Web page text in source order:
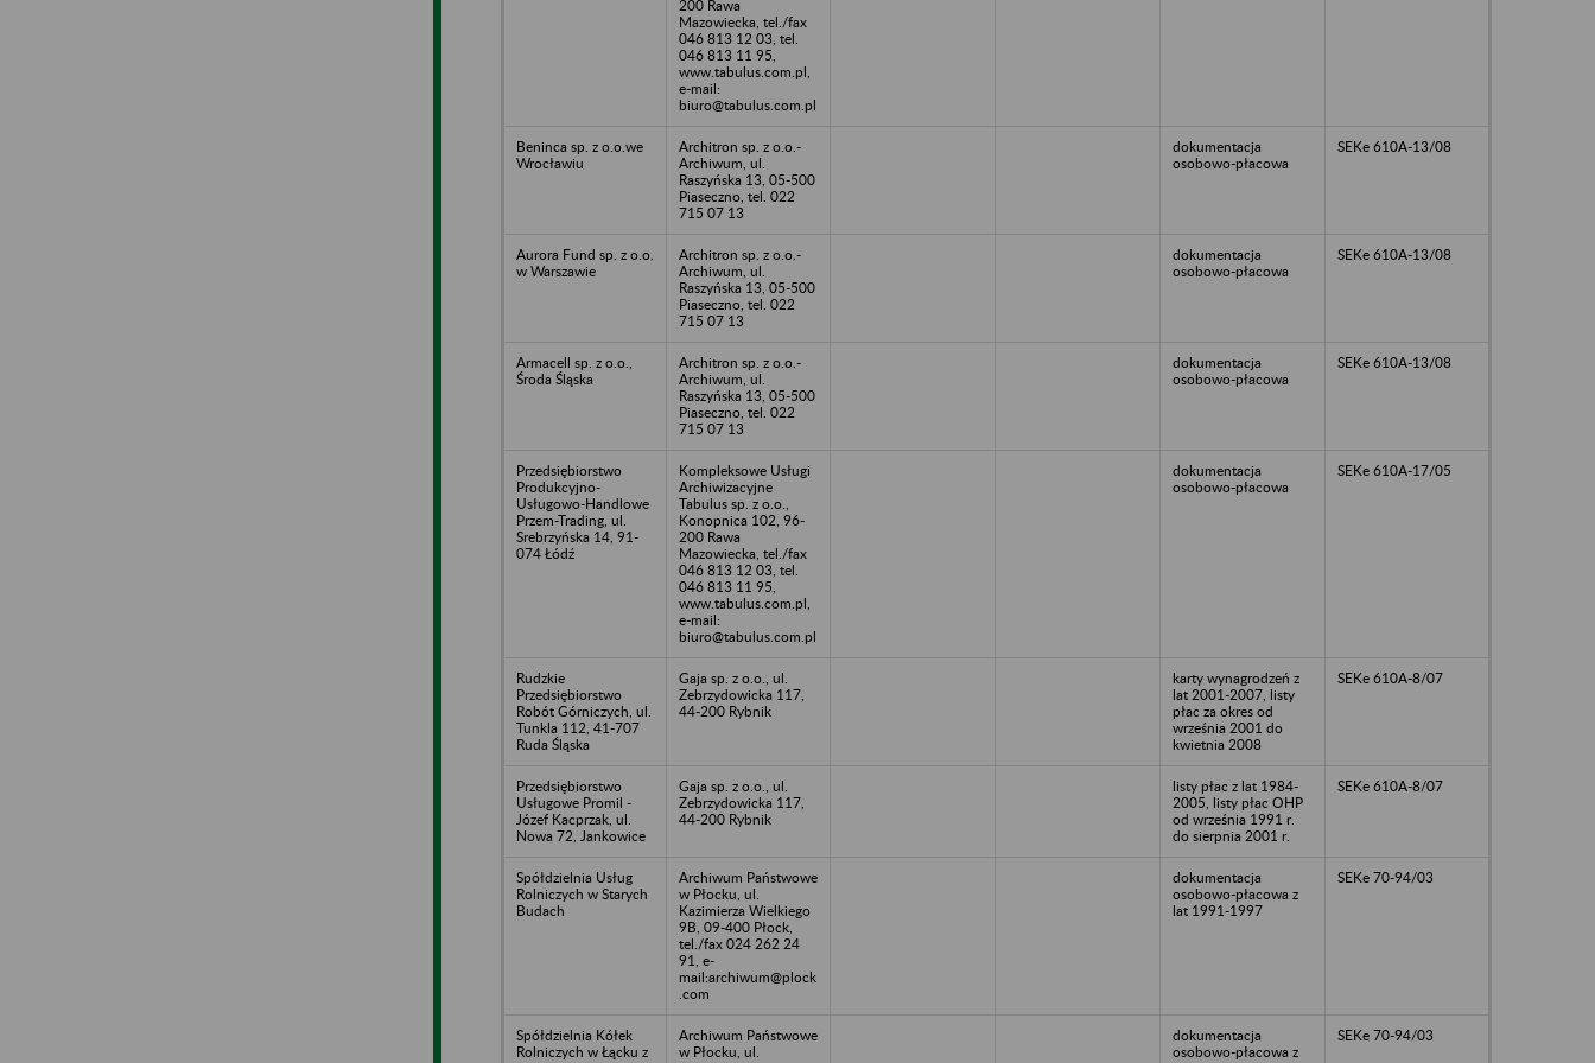
200 Rawa
Mazowiecka, tel./fax
046 813 12 03, tel.
046 813 11 95,
www.tabulus.com.pl,
e-mail:
biuro@tabulus.com.pl
Beninca sp. z o.o.we
Wrocławiu
Architron sp. z o.o.-
Archiwum, ul.
Raszyńska 13, 05-500
Piaseczno, tel. 022
715 07 13
dokumentacja
osobowo-płacowa
SEKe 610A-13/08
Aurora Fund sp. z o.o.
w Warszawie
Architron sp. z o.o.-
Archiwum, ul.
Raszyńska 13, 05-500
Piaseczno, tel. 022
715 07 13
dokumentacja
osobowo-płacowa
SEKe 610A-13/08
Armacell sp. z o.o.,
Środa Śląska
Architron sp. z o.o.-
Archiwum, ul.
Raszyńska 13, 05-500
Piaseczno, tel. 022
715 07 13
dokumentacja
osobowo-płacowa
SEKe 610A-13/08
Przedsiębiorstwo
Produkcyjno-
Usługowo-Handlowe
Przem-Trading, ul.
Srebrzyńska 14, 91-
074 Łódź
Kompleksowe Usługi
Archiwizacyjne
Tabulus sp. z o.o.,
Konopnica 102, 96-
200 Rawa
Mazowiecka, tel./fax
046 813 12 03, tel.
046 813 11 95,
www.tabulus.com.pl,
e-mail:
biuro@tabulus.com.pl
dokumentacja
osobowo-płacowa
SEKe 610A-17/05
Rudzkie
Przedsiębiorstwo
Robót Górniczych, ul.
Tunkla 112, 41-707
Ruda Śląska
Gaja sp. z o.o., ul.
Zebrzydowicka 117,
44-200 Rybnik
karty wynagrodzeń z
lat 2001-2007, listy
płac za okres od
września 2001 do
kwietnia 2008
SEKe 610A-8/07
Przedsiębiorstwo
Usługowe Promil -
Józef Kacprzak, ul.
Nowa 72, Jankowice
Gaja sp. z o.o., ul.
Zebrzydowicka 117,
44-200 Rybnik
listy płac z lat 1984-
2005, listy płac OHP
od września 1991 r.
do sierpnia 2001 r.
SEKe 610A-8/07
Spółdzielnia Usług
Rolniczych w Starych
Budach
Archiwum Państwowe
w Płocku, ul.
Kazimierza Wielkiego
9B, 09-400 Płock,
tel./fax 024 262 24
91, e-
mail:archiwum@plock
.com
dokumentacja
osobowo-płacowa z
lat 1991-1997
SEKe 70-94/03
Spółdzielnia Kółek
Rolniczych w Łącku z
Archiwum Państwowe
w Płocku, ul.
dokumentacja
osobowo-płacowa z
SEKe 70-94/03